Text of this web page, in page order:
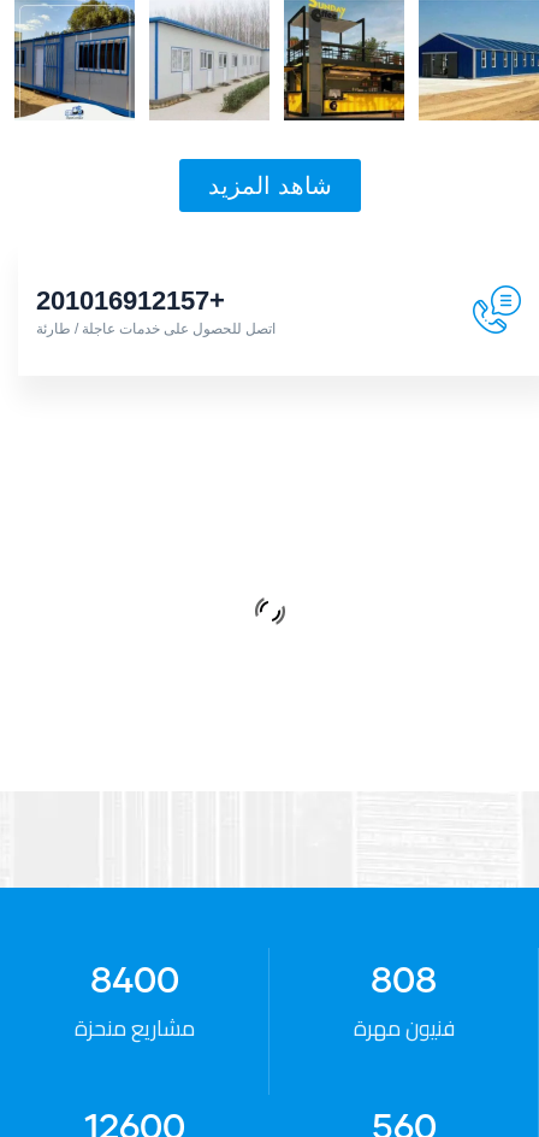
شاهد المزيد
+201016912157
اتصل للحصول على خدمات عاجلة / طارئة
أنصحكم بالتعامل مع شركة الشاهد لانها ذو
مصداقية وجودة عالية
Kariem Mohsen
808
فنيون مهرة
8400
مشاريع منحزة
560
12600